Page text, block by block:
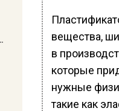
вещества,
в
которые
нужные
такие как